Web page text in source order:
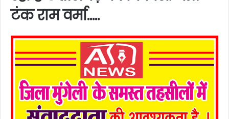
टंक राम वर्मा…..